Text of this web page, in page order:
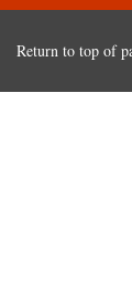
Return to top of